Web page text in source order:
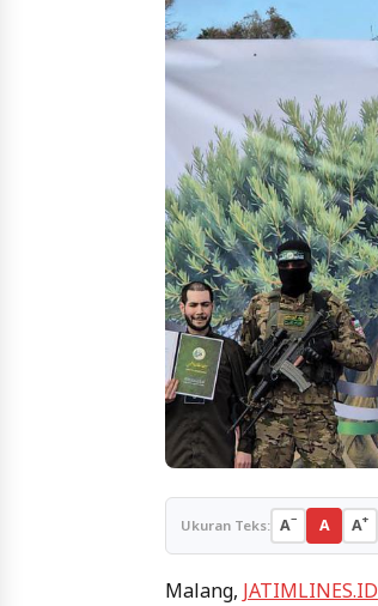
Ukuran Teks: A− A A+
Malang, JATIMLINES.ID